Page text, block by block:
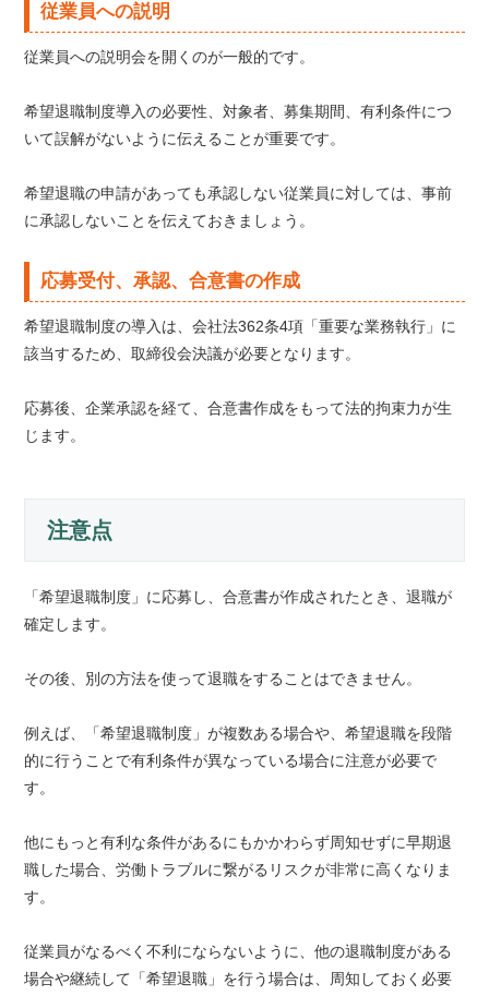
従業員への説明
従業員への説明会を開くのが一般的です。
希望退職制度導入の必要性、対象者、募集期間、有利条件につ
いて誤解がないように伝えることが重要です。
希望退職の申請があっても承認しない従業員に対しては、事前
に承認しないことを伝えておきましょう。
応募受付、承認、合意書の作成
希望退職制度の導入は、会社法362条4項「重要な業務執行」に
該当するため、取締役会決議が必要となります。
応募後、企業承認を経て、合意書作成をもって法的拘束力が生
じます。
注意点
「希望退職制度」に応募し、合意書が作成されたとき、退職が
確定します。
その後、別の方法を使って退職をすることはできません。
例えば、「希望退職制度」が複数ある場合や、希望退職を段階
的に行うことで有利条件が異なっている場合に注意が必要で
す。
他にもっと有利な条件があるにもかかわらず周知せずに早期退
職した場合、労働トラブルに繋がるリスクが非常に高くなりま
す。
従業員がなるべく不利にならないように、他の退職制度がある
場合や継続して「希望退職」を行う場合は、周知しておく必要